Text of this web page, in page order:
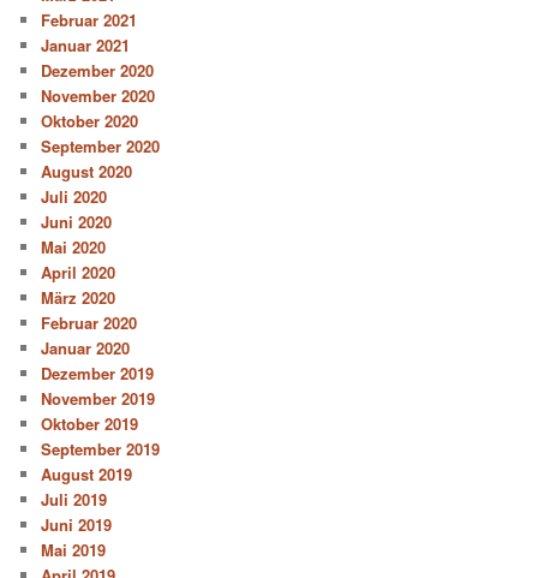
Februar 2021
Januar 2021
Dezember 2020
November 2020
Oktober 2020
September 2020
August 2020
Juli 2020
Juni 2020
Mai 2020
April 2020
März 2020
Februar 2020
Januar 2020
Dezember 2019
November 2019
Oktober 2019
September 2019
August 2019
Juli 2019
Juni 2019
Mai 2019